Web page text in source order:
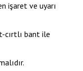
işaret ve uyarı
cırtlı bant ile